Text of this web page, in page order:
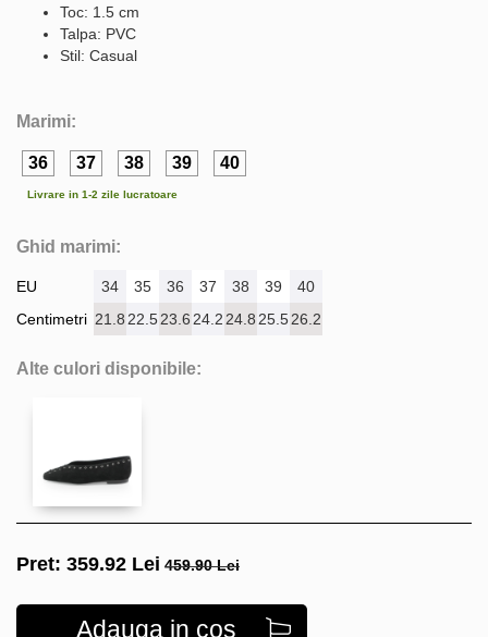
Toc: 1.5 cm
Talpa: PVC
Stil: Casual
Marimi:
36 37 38 39 40
Livrare in 1-2 zile lucratoare
Ghid marimi:
EU
Centimetri
34 35 36 37 38 39
40
21.8 22.523.6 24.2 24.8 25.526.2
Alte culori disponibile:
Pret: 359.92 Lei 459.90 Lei
Adauga in cos